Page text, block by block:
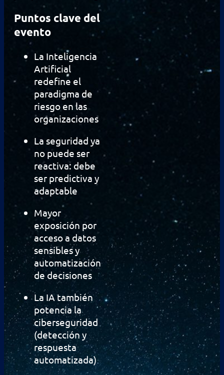
Puntos clave del
evento
La Inteligencia
Artificial
redefine el
paradigma de
riesgo en las
organizaciones
La seguridad ya
no puede ser
reactiva: debe
ser predictiva y
adaptable
Mayor
exposición por
acceso a datos
sensibles y
automatización
de decisiones
La IA también
potencia la
ciberseguridad
(detección y
respuesta
automatizada)